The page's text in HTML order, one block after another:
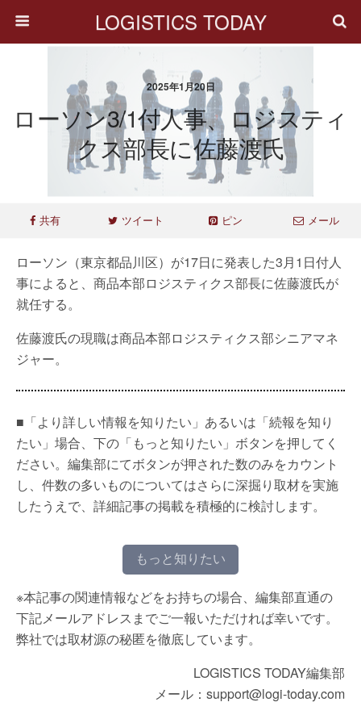
LOGISTICS TODAY
2025年1月20日
ローソン3/1付人事、ロジスティ
クス部長に佐藤渡氏
共有 ツイート ピン メール
ローソン（東京都品川区）が17日に発表した3月1日付人
事によると、商品本部ロジスティクス部長に佐藤渡氏が
就任する。
佐藤渡氏の現職は商品本部ロジスティクス部シニアマネ
ジャー。
■「より詳しい情報を知りたい」あるいは「続報を知り
たい」場合、下の「もっと知りたい」ボタンを押してく
ださい。編集部にてボタンが押された数のみをカウント
し、件数の多いものについてはさらに深掘り取材を実施
したうえで、詳細記事の掲載を積極的に検討します。
もっと知りたい
※本記事の関連情報などをお持ちの場合、編集部直通の
下記メールアドレスまでご一報いただければ幸いです。
弊社では取材源の秘匿を徹底しています。
LOGISTICS TODAY編集部
メール：support@logi-today.com